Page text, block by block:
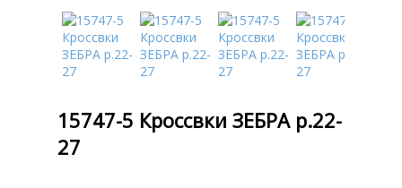
15747-5 Кроссвки ЗЕБРА р.22-
27